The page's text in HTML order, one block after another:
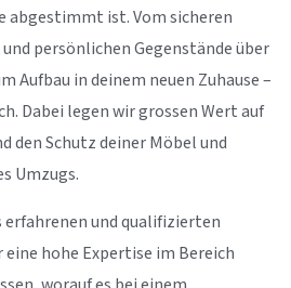
abgestimmt ist. Vom sicheren
persönlichen Gegenstände über
Aufbau in deinem neuen Zuhause –
Dabei legen wir grossen Wert auf
den Schutz deiner Möbel und
Umzugs.
erfahrenen und qualifizierten
hohe Expertise im Bereich